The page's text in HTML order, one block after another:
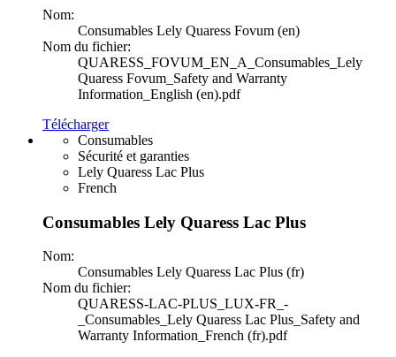
Nom:
Consumables Lely Quaress Fovum (en)
Nom du fichier:
QUARESS_FOVUM_EN_A_Consumables_Lely
Quaress Fovum_Safety and Warranty
Information_English (en).pdf
Télécharger
Consumables
Sécurité et garanties
Lely Quaress Lac Plus
French
Consumables Lely Quaress Lac Plus
Nom:
Consumables Lely Quaress Lac Plus (fr)
Nom du fichier:
QUARESS-LAC-PLUS_LUX-FR_-
_Consumables_Lely Quaress Lac Plus_Safety and
Warranty Information_French (fr).pdf